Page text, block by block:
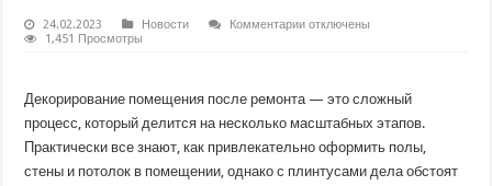
24.02.2023 Новости Комментариик
монтаж
и
советы
выбору
отключены
1,451 Просмотры
Декорирование помещения после ремонта — это сложный
процесс, который делится на несколько масштабных этапов.
Практически все знают, как привлекательно оформить полы,
стены и потолок в помещении, однако с плинтусами дела обстоят